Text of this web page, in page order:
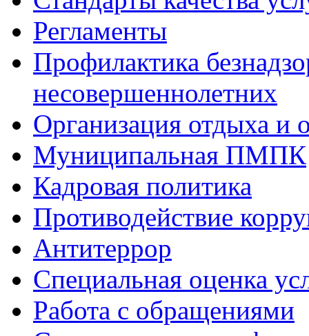
Регламенты
Профилактика
несовершеннолетних
Организация отдыха и
Муниципальная ПМПК
Кадровая политика
Противодействие
Антитеррор
Специальная оценка
Работа с обращениями